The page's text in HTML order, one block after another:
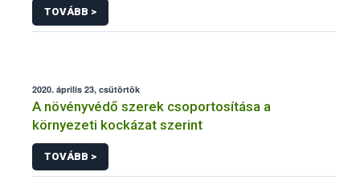
TOVÁBB >
2020. április 23, csütörtök
A növényvédő szerek csoportosítása a
környezeti kockázat szerint
TOVÁBB >